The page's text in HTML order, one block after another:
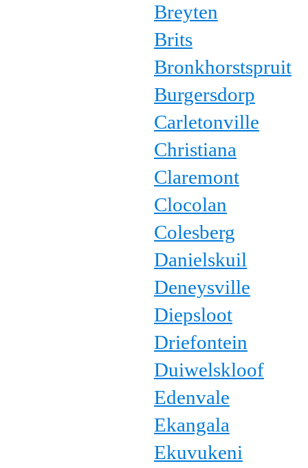
Breyten
Brits
Bronkhorstspruit
Burgersdorp
Carletonville
Christiana
Claremont
Clocolan
Colesberg
Danielskuil
Deneysville
Diepsloot
Driefontein
Duiwelskloof
Edenvale
Ekangala
Ekuvukeni